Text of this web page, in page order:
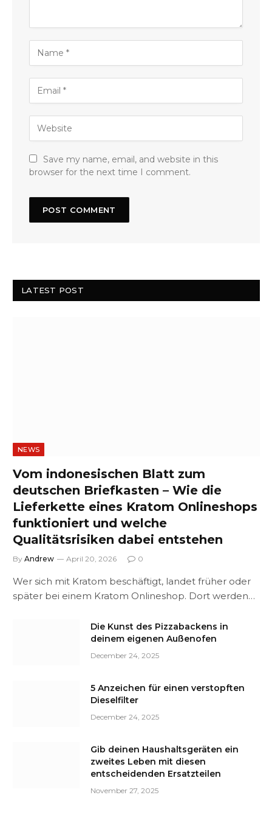
Save my name, email, and website in this
browser for the next time I comment.
LATEST POST
NEWS
Vom indonesischen Blatt zum
deutschen Briefkasten – Wie die
Lieferkette eines Kratom Onlineshops
funktioniert und welche
Qualitätsrisiken dabei entstehen
By Andrew April 20, 2026 0
Wer sich mit Kratom beschäftigt, landet früher oder
später bei einem Kratom Onlineshop. Dort werden…
Die Kunst des Pizzabackens in
deinem eigenen Außenofen
December 24, 2025
5 Anzeichen für einen verstopften
Dieselfilter
December 24, 2025
Gib deinen Haushaltsgeräten ein
zweites Leben mit diesen
entscheidenden Ersatzteilen
November 27, 2025